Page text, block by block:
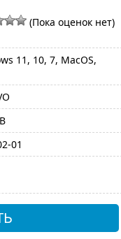
(Пока оценок нет)
11, 10, 7, MacOS,
01